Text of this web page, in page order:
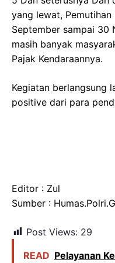
yang lewat,
September sampai 30
masih banyak
Pajak Kendaraannya.
Kegiatan berlangsung
positive dari para
Editor : Zul
Sumber :
Post Views: 29
READ Pelayanan